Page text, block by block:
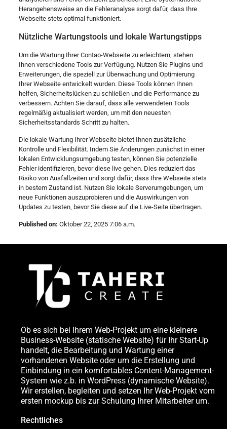
Herangehensweise an die Fehleranalyse sorgt dafür, dass Ihre
Webseite stets optimal funktioniert.
Nützliche Wartungstools und lokale Wartungstipps
Um die Wartung Ihrer Contao-Webseite zu erleichtern, stehen
Ihnen verschiedene Tools zur Verfügung. Nutzen Sie Plugins und
Erweiterungen, die speziell zur Überwachung und Optimierung
Ihrer Webseite entwickelt wurden. Diese Tools können Ihnen
helfen, Sicherheitslücken zu schließen und die Performance zu
verbessern. Achten Sie darauf, dass alle verwendeten Tools
regelmäßig aktualisiert werden, um mit den neuesten
Sicherheitsstandards Schritt zu halten.
Die lokale Wartung Ihrer Webseite bietet Ihnen zusätzliche
Kontrolle und Flexibilität. Indem Sie Änderungen zunächst in einer
lokalen Entwicklungsumgebung testen, können Sie potenzielle
Fehler identifizieren, bevor diese live gehen. Dies reduziert das
Risiko von Ausfallzeiten und sorgt dafür, dass Ihre Webseite stets
in bestem Zustand ist. Nutzen Sie lokale Serverumgebungen, um
neue Funktionen auszuprobieren und die Auswirkungen von
Updates zu testen, bevor Sie diese auf die Live-Seite übertragen.
Published on: Oktober 22, 2025 7:06 a.m.
Ob es sich bei Ihrem Web-Projekt um eine kleinere
Business-Website (statische Website) für Ihr Start-Up
handelt, die Bearbeitung und Wartung einer
vorhandenen Website oder um die Erstellung und
Einbindung in ein komfortables Content-Management-
System wie z.b. in WordPress (dynamische Website).
Wir erstellen, begleiten und setzen Ihr Web-Projekt vom
ersten mockup bis zur Schulung Ihrer Mitarbeiter um.
Rechtliches